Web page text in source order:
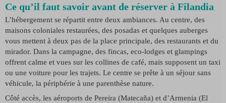
Ce qu’il faut savoir avant de réserver à Filandia
L’hébergement se répartit entre deux ambiances. Au centre, des
maisons coloniales restaurées, des posadas et quelques auberges
vous mettent à deux pas de la place principale, des restaurants et du
mirador. Dans la campagne, des fincas, eco-lodges et glampings
offrent calme et vues sur les collines de café, mais supposent un taxi
ou une voiture pour les trajets. Le centre se prête à un séjour sans
véhicule, la périphérie à une parenthèse nature.
Côté accès, les aéroports de Pereira (Matecaña) et d’Armenia (El